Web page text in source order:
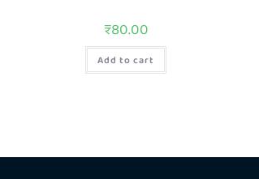
₹80.00
Add to cart